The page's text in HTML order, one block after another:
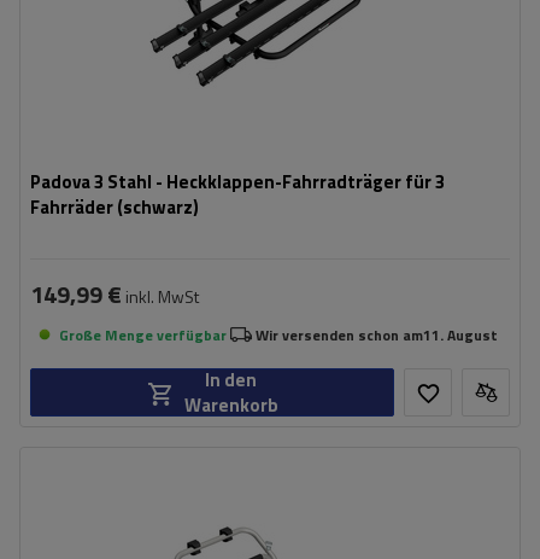
Padova 3 Stahl - Heckklappen-Fahrradträger für 3
Fahrräder (schwarz)
149,99 € inkl. MwSt
Große Menge verfügbar Wir versenden schon am11. August
In den
Warenkorb
45 kg